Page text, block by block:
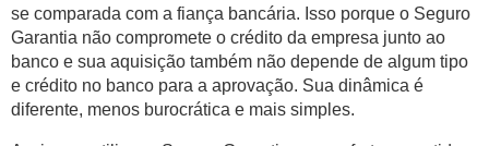
se comparada com a fiança bancária. Isso porque o Seguro
Garantia não compromete o crédito da empresa junto ao
banco e sua aquisição também não depende de algum tipo
e crédito no banco para a aprovação. Sua dinâmica é
diferente, menos burocrática e mais simples.